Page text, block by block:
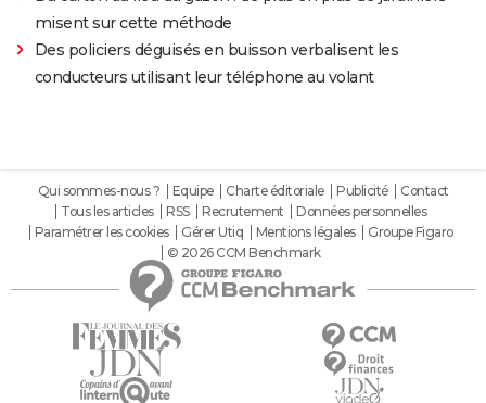
misent sur cette méthode
Des policiers déguisés en buisson verbalisent les
conducteurs utilisant leur téléphone au volant
Qui sommes-nous ? Equipe Charte éditoriale Publicité
Contact
Tous les articles
RSS Recrutement
Données personnelles
Paramétrer les cookies
Gérer Utiq Mentions légales
Groupe Figaro
© 2026 CCM Benchmark